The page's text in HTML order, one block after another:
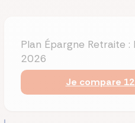
Plan Épargne Retraite
2026
Je compare 12